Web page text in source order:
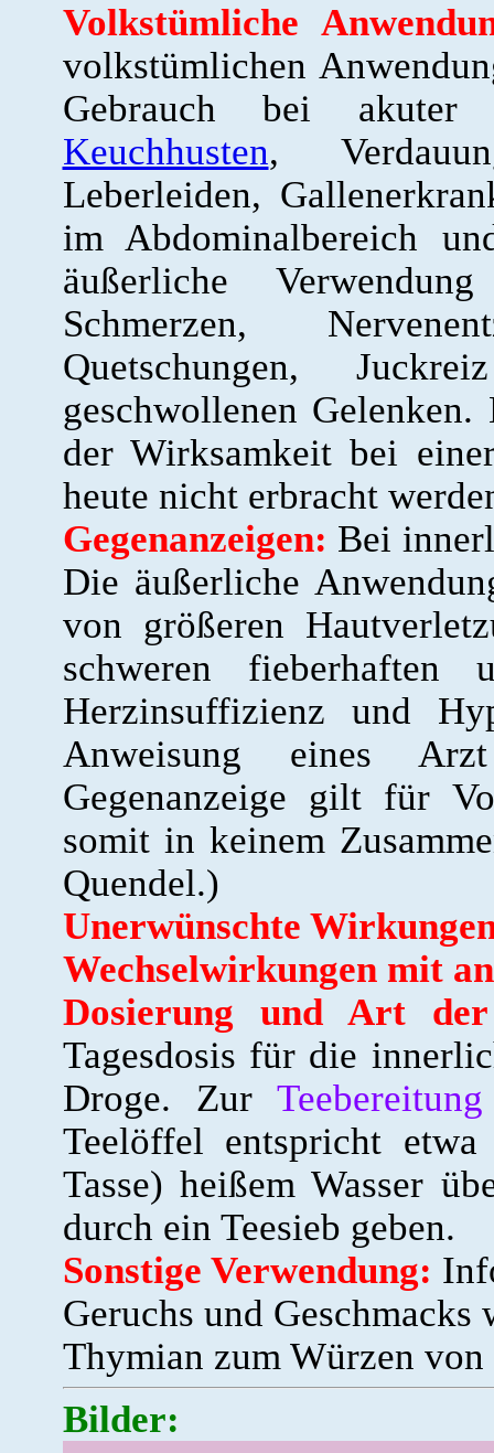
Volkstümliche
volkstümlichen
Gebrauch bei
Keuchhusten,
Leberleiden,
im Abdominalbereich
äußerliche
Schmerzen,
Quetschungen,
geschwollenen
der Wirksamkeit bei
heute nicht erbracht
Gegenanzeigen: Bei
Die äußerliche
von größeren
schweren fieberhaften
Herzinsuffizienz und
Anweisung eines
Gegenanzeige gilt für
somit in keinem
Quendel.)
Unerwünschte
Wechselwirkungen mit
Dosierung und Art der
Tagesdosis für die
Droge. Zur Teebereitung
Teelöffel entspricht
Tasse) heißem Wasser
durch ein Teesieb geben.
Sonstige Verwendung:
Geruchs und
Thymian zum Würzen von
Bilder: